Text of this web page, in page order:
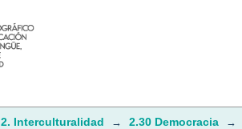
2. Interculturalidad → 2.30 Democracia →